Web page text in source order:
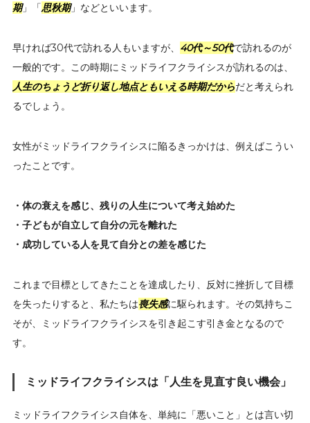
期」「思秋期」などといいます。
早ければ30代で訪れる人もいますが、 40代～50代で訪れるのが
一般的です。この時期にミッドライフクライシスが訪れるのは、
人生のちょうど折り返し地点ともいえる時期だからだと考えられ
るでしょう。
女性がミッドライフクライシスに陥るきっかけは、例えばこうい
ったことです。
・体の衰えを感じ、残りの人生について考え始めた
・子どもが自立して自分の元を離れた
・成功している人を見て自分との差を感じた
これまで目標としてきたことを達成したり、反対に挫折して目標
を失ったりすると、私たちは喪失感に駆られます。その気持ちこ
そが、ミッドライフクライシスを引き起こす引き金となるので
す。
ミッドライフクライシスは「人生を見直す良い機会」
ミッドライフクライシス自体を、単純に「悪いこと」とは言い切